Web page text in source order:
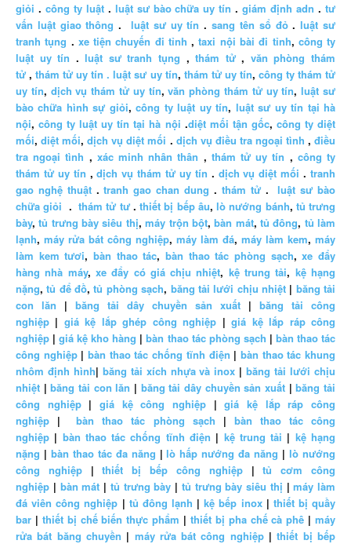
giỏi . công ty luật. luật sư bào chữa uy tín .giám định adn .tư
vấn luật giao thông . luật sư uy tín .sang tên sổ đỏ.luật sư
tranh tụng . xe tiện chuyến đi tỉnh ,taxi nội bài đi tỉnh, công ty
luật uy tín .luật sư tranh tụng ,thám tử, văn phòng thám
tử ,thám tử uy tín . luật sư uy tín, thám tử uy tín, công ty thám tử
uy tín, dịch vụ thám tử uy tín,văn phòng thám tử uy tín,luật sư
bào chữa hình sự giỏi,công ty luật uy tín, luật sư uy tín tại hà
nội,công ty luật uy tín tại hà nội .diệt mối tận gốc, công ty diệt
mối,diệt mối,dịch vụ diệt mối . dịch vụ điều tra ngoại tình ,điều
tra ngoại tình , xác minh nhân thân , thám tử uy tín , công ty
thám tử uy tín ,dịch vụ thám tử uy tín . dịch vụ diệt mối .tranh
gao nghệ thuật.tranh gao chan dung . thám tử.luật sư bào
chữa giỏi .thám tử tư.thiết bị bếp âu,lò nướng bánh, tủ trưng
bày,tủ trưng bày siêu thị,máy trộn bột,bàn mát, tủ đông, tủ làm
lạnh, máy rửa bát công nghiệp, máy làm đá, máy làm kem, máy
làm kem tươi,bàn thao tác,bàn thao tác phòng sạch,xe đẩy
hàng nhà máy, xe đẩy có giá chịu nhiệt, kệ trung tải, kệ hạng
nặng,tủ để đồ,tủ phòng sạch, băng tải lưới chịu nhiệt| băng tải
con lăn | băng tải dây chuyền sản xuất | băng tải công
nghiệp | giá kệ lắp ghép công nghiệp |giá kệ lắp ráp công
nghiệp |giá kệ kho hàng |bàn thao tác phòng sạch | bàn thao tác
công nghiệp|bàn thao tác chống tĩnh điện | bàn thao tác khung
nhôm định hình| băng tải xích nhựa và inox |băng tải lưới chịu
nhiệt |băng tải con lăn | băng tải dây chuyền sản xuất |băng tải
công nghiệp|giá kệ công nghiệp |giá kệ lắp ráp công
nghiệp |bàn thao tác phòng sạch | bàn thao tác công
nghiệp | bàn thao tác chống tĩnh điện | kệ trung tải | kệ hạng
nặng | bàn thao tác đa năng |lò hấp nướng đa năng |lò nướng
công nghiệp|thiết bị bếp công nghiệp|tủ cơm công
nghiệp | bàn mát | tủ trưng bày | tủ trưng bày siêu thị |máy làm
đá viên công nghiệp | tủ đông lạnh |kệ bếp inox| thiết bị quầy
bar | thiết bị chế biến thực phẩm | thiết bị pha chế cà phê | máy
rửa bát băng chuyền | máy rửa bát công nghiệp|thiết bị bếp